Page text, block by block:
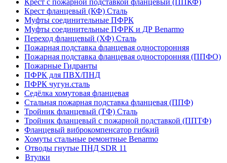
Крест с пожарной подставкой фланцевый (ППКФ)
Крест фланцевый (КФ) Сталь
Муфты соединительные ПФРК
Муфты соединительные ПФРК и ДР Benarmo
Переход фланцевый (ХФ) Сталь
Пожарная подставка фланцевая односторонняя
Пожарная подставка фланцевая односторонняя (ППФО)
Пожарные Гидранты
ПФРК для ПВХ/ПНД
ПФРК чугун.сталь
Седёлка хомутовая фланцевая
Стальная пожарная подставка фланцевая (ППФ)
Тройник фланцевый (ТФ) Сталь
Тройник фланцевый с пожарной подставкой (ППТФ)
Фланцевый виброкомпенсатор гибкий
Хомуты стальные ремонтные Benarmo
Отводы гнутые ПНД SDR 11
Втулки